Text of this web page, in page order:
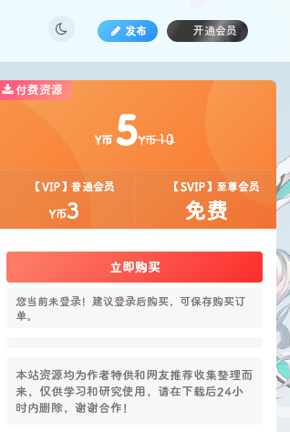
发布 开通会员
付费资源
Y币 5Y币10
【VIP】普通会员
Y币3
【SVIP】至尊会员
免费
立即购买
您当前未登录！建议登录后购买，可保存购买订
单。
本站资源均为作者特供和网友推荐收集整理而
来，仅供学习和研究使用，请在下载后24小
时内删除，谢谢合作！
Y币5Y币10
立即购买